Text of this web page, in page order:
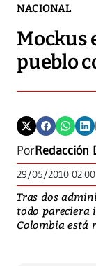
NACIONAL
Mockus
pueblo
PorRedacción
29/05/2010 02:00
Tras dos
todo pareciera
Colombia está